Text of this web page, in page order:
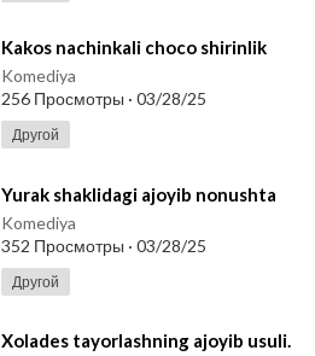
⁣Kakos nachinkali choco shirinlik
Komediya
256 Просмотры · 03/28/25
Другой
⁣Yurak shaklidagi ajoyib nonushta
Komediya
352 Просмотры · 03/28/25
Другой
⁣Xolades tayorlashning ajoyib usuli.